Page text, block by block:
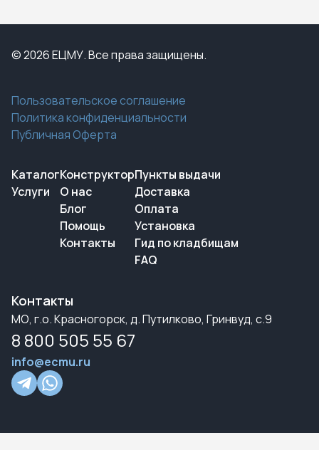
© 2026 ЕЦМУ. Все права защищены.
Пользовательское соглашение
Политика конфиденциальности
Публичная Оферта
Каталог
Услуги
Конструктор
О нас
Блог
Помощь
Контакты
Пункты выдачи
Доставка
Оплата
Установка
Гид по кладбищам
FAQ
Контакты
МО, г.о. Красногорск, д. Путилково, Гринвуд, с.9
8 800 505 55 67
info@ecmu.ru